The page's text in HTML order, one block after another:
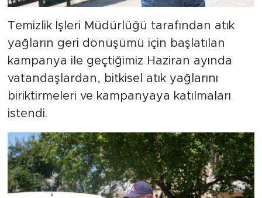
Temizlik İşleri Müdürlüğü tarafından atık
yağların geri dönüşümü için başlatılan
kampanya ile geçtiğimiz Haziran ayında
vatandaşlardan, bitkisel atık yağlarını
biriktirmeleri ve kampanyaya katılmaları
istendi.